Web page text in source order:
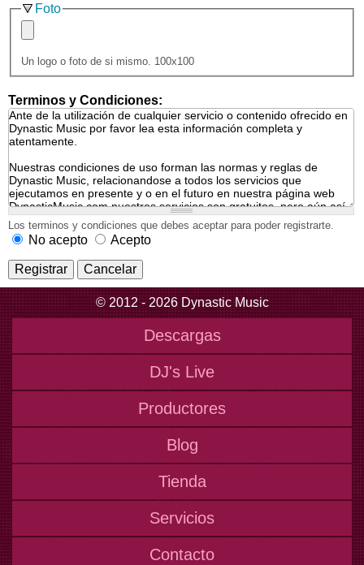
Foto
Un logo o foto de si mismo. 100x100
Terminos y Condiciones:
Los terminos y condiciones que debes aceptar para poder registrarte.
No acepto Acepto
© 2012 - 2026 Dynastic Music
Descargas
DJ's Live
Productores
Blog
Tienda
Servicios
Contacto